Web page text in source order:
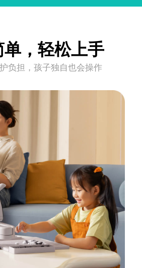
，轻松上手
负担，孩子独自也会操作